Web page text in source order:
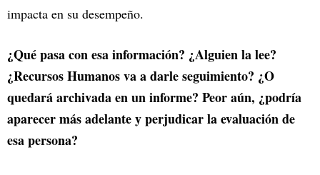
impacta en su desempeño.
¿Qué pasa con esa información? ¿Alguien la lee?
¿Recursos Humanos va a darle seguimiento? ¿O
quedará archivada en un informe? Peor aún, ¿podría
aparecer más adelante y perjudicar la evaluación de
esa persona?